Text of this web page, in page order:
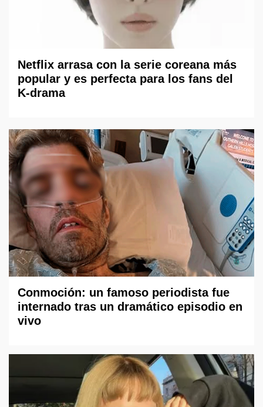
Netflix arrasa con la serie coreana más
popular y es perfecta para los fans del
K-drama
Conmoción: un famoso periodista fue
internado tras un dramático episodio en
vivo